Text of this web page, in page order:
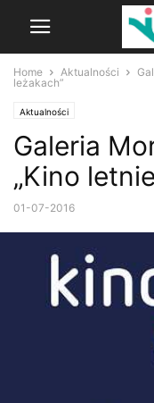
Home Aktualności
leżakach”
Aktualności
Galeria
„Kino
01-07-2016